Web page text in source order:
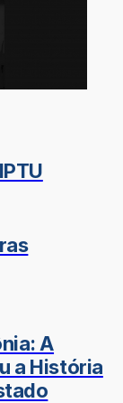
A
a História